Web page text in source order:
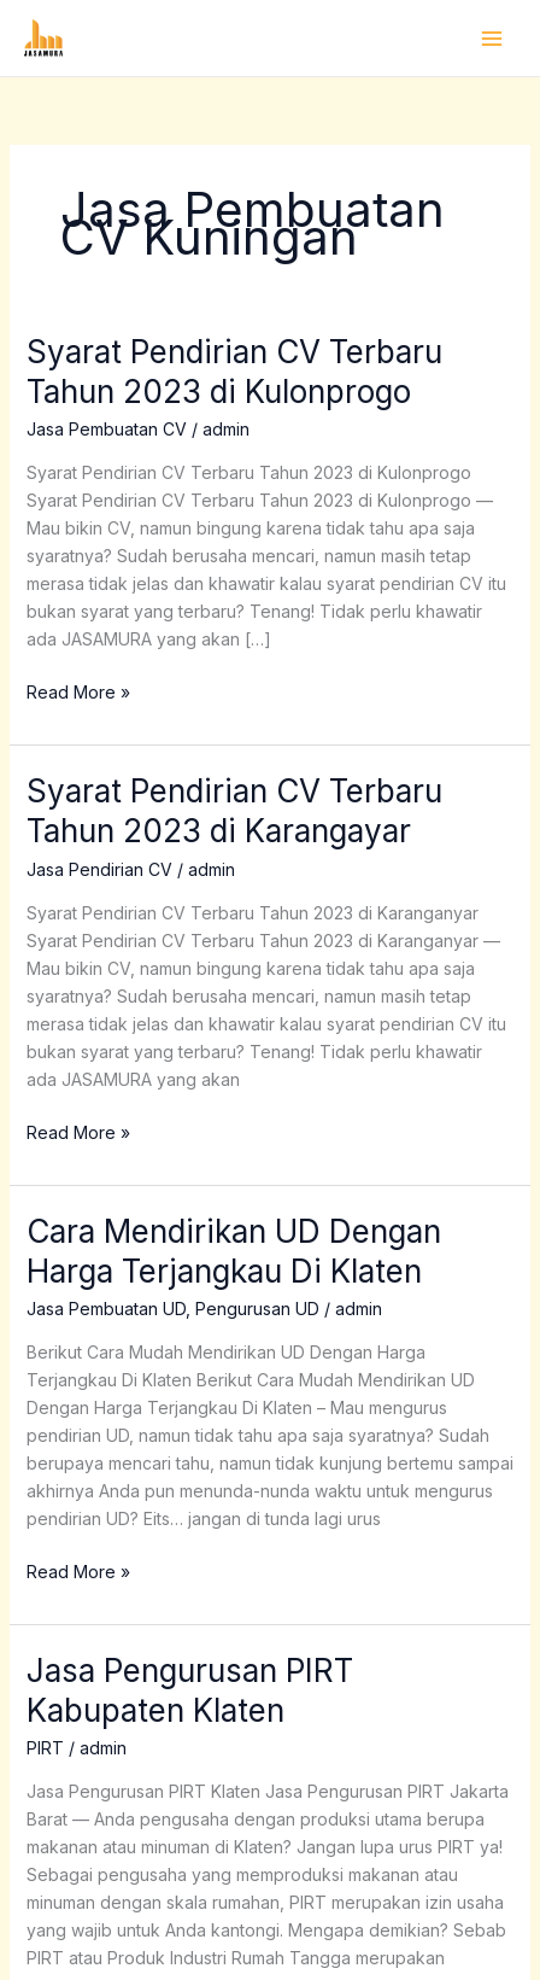
Jasa Pembuatan
CV Kuningan
Syarat Pendirian CV Terbaru
Tahun 2023 di Kulonprogo
Jasa Pembuatan CV/ admin
Syarat Pendirian CV Terbaru Tahun 2023 di Kulonprogo
Syarat Pendirian CV Terbaru Tahun 2023 di Kulonprogo —
Mau bikin CV, namun bingung karena tidak tahu apa saja
syaratnya? Sudah berusaha mencari, namun masih tetap
merasa tidak jelas dan khawatir kalau syarat pendirian CV itu
bukan syarat yang terbaru? Tenang! Tidak perlu khawatir
ada JASAMURA yang akan […]
Syarat
Pendirian
CV
Terbaru
2023
di
Kulonprogo
Read More »
Syarat Pendirian CV Terbaru
Tahun 2023 di Karangayar
Jasa Pendirian CV/ admin
Syarat Pendirian CV Terbaru Tahun 2023 di Karanganyar
Syarat Pendirian CV Terbaru Tahun 2023 di Karanganyar —
Mau bikin CV, namun bingung karena tidak tahu apa saja
syaratnya? Sudah berusaha mencari, namun masih tetap
merasa tidak jelas dan khawatir kalau syarat pendirian CV itu
bukan syarat yang terbaru? Tenang! Tidak perlu khawatir
ada JASAMURA yang akan
Syarat
Pendirian
CV
Terbaru
2023
di
Karangayar
Read More »
Cara Mendirikan UD Dengan
Harga Terjangkau Di Klaten
Jasa Pembuatan UD, Pengurusan UD / admin
Berikut Cara Mudah Mendirikan UD Dengan Harga
Terjangkau Di Klaten Berikut Cara Mudah Mendirikan UD
Dengan Harga Terjangkau Di Klaten – Mau mengurus
pendirian UD, namun tidak tahu apa saja syaratnya? Sudah
berupaya mencari tahu, namun tidak kunjung bertemu sampai
akhirnya Anda pun menunda-nunda waktu untuk mengurus
pendirian UD? Eits… jangan di tunda lagi urus
Cara
UD
Dengan
Terjangkau
Di
Klaten
Read More »
Jasa Pengurusan PIRT
Kabupaten Klaten
PIRT / admin
Jasa Pengurusan PIRT Klaten Jasa Pengurusan PIRT Jakarta
Barat — Anda pengusaha dengan produksi utama berupa
makanan atau minuman di Klaten? Jangan lupa urus PIRT ya!
Sebagai pengusaha yang memproduksi makanan atau
minuman dengan skala rumahan, PIRT merupakan izin usaha
yang wajib untuk Anda kantongi. Mengapa demikian? Sebab
PIRT atau Produk Industri Rumah Tangga merupakan
Jasa
PIRT
Kabupaten